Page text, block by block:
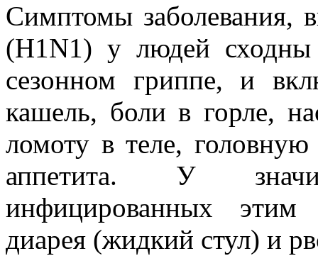
Симптомы заболевания,
(H1N1) у людей
сезонном гриппе, и
кашель, боли в горле,
ломоту в теле,
аппетита. У
инфицированных этим
диарея (жидкий стул) и